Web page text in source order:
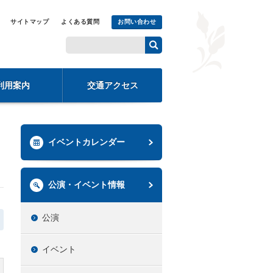
サイトマップ よくある質問 お問い合わせ
用案内 交通アクセス
イベントカレンダー
公演・イベント情報
公演
イベント